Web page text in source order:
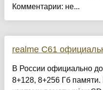
Комментарии: не...
realme C61
В России официально
8+128, 8+256 Гб